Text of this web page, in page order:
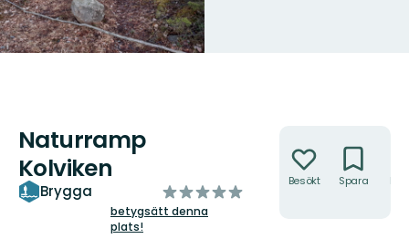
Naturramp
Kolviken
Brygga
av
5
betygsätt denna
plats!
Besökt Spara